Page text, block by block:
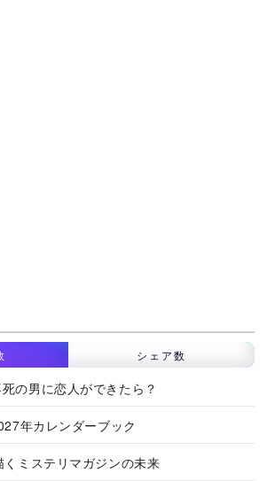
シェア数
死の男に恋人ができたら？
年カレンダーブック
ミステリマガジンの未来